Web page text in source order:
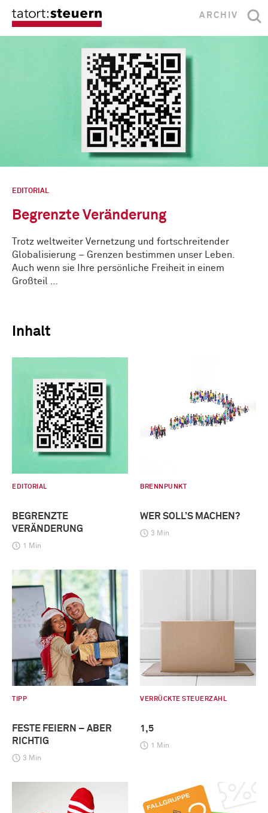
ARCHIV
EDITORIAL
Begrenzte Veränderung
Trotz weltweiter Vernetzung und fortschreitender
Globalisierung – Grenzen bestimmen unser Leben.
Auch wenn sie Ihre persönliche Freiheit in einem
Großteil …
Inhalt
EDITORIAL
BEGRENZTE
VERÄNDERUNG
1 Min
BRENNPUNKT
WER SOLL’S MACHEN?
3 Min
TIPP
FESTE FEIERN – ABER
RICHTIG
3 Min
VERRÜCKTE STEUERZAHL
1,5
1 Min